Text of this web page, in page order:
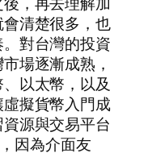
清楚很多，也
對台灣的投資
場逐漸成熟，
以太幣，以及
擬貨幣入門成
源與交易平台
因為介面友